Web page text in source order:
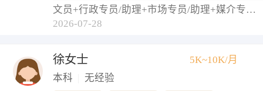
文员+行政专员/助理+市场专员/助理+媒介专员/助理
2026-07-28
徐女士
5K~10K/月
本科
无经验